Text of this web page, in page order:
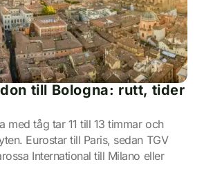
till Bologna: rutt, tider
med tåg tar 11 till 13 timmar och
Eurostar till Paris, sedan TGV
International till Milano eller